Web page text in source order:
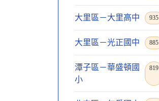
大里區－大里高中 935
大里區－光正國中 885
潭子區－華盛頓國
小
819